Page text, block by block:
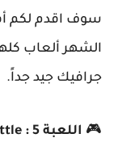
الشهر ألعاب
جرافيك جيد جداً.
🎮 اللعبة 5 : Dinosaurs Multiplayer Battle